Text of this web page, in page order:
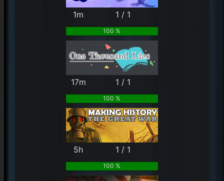
1m 1 / 1
100 %
17m 1 / 1
100 %
5h 1 / 1
100 %